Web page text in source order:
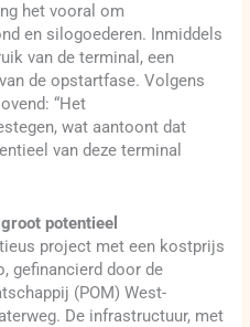
het vooral om
en silogoederen. Inmiddels
van de terminal, een
de opstartfase. Volgens
“Het
wat aantoont dat
van deze terminal
potentieel
project met een kostprijs
gefinancierd door de
(POM) West-
De infrastructuur, met